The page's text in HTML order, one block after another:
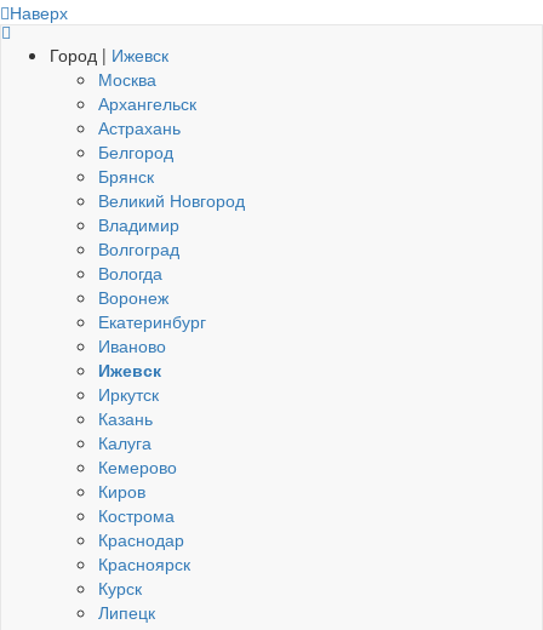
Наверх
Город | Ижевск
Москва
Архангельск
Астрахань
Белгород
Брянск
Великий Новгород
Владимир
Волгоград
Вологда
Воронеж
Екатеринбург
Иваново
Ижевск
Иркутск
Казань
Калуга
Кемерово
Киров
Кострома
Краснодар
Красноярск
Курск
Липецк